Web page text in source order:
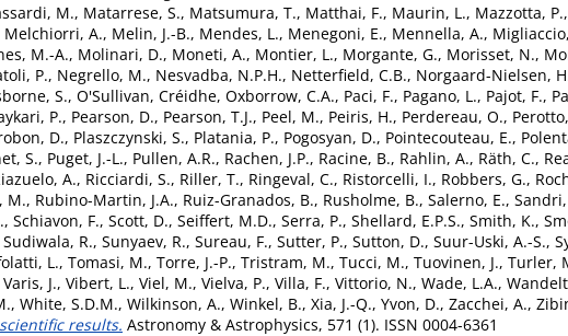
M., Matarrese, S., Matsumura, T., Matthai, F., Maurin, L., Mazzotta, P.,
Melchiorri, A., Melin, J.-B., Mendes, L., Menegoni, E., Mennella, A.,
M.-A., Molinari, D., Moneti, A., Montier, L., Morgante, G., Morisset, N.,
P., Negrello, M., Nesvadba, N.P.H., Netterfield, C.B., Norgaard-Nielsen,
S., O'Sullivan, Créidhe, Oxborrow, C.A., Paci, F., Pagano, L., Pajot, F.,
P., Pearson, D., Pearson, T.J., Peel, M., Peiris, H., Perdereau, O.,
D., Plaszczynski, S., Platania, P., Pogosyan, D., Pointecouteau, E.,
S., Puget, J.-L., Pullen, A.R., Rachen, J.P., Racine, B., Rahlin, A., Räth, C.,
A., Ricciardi, S., Riller, T., Ringeval, C., Ristorcelli, I., Robbers, G.,
M., Rubino-Martin, J.A., Ruiz-Granados, B., Rusholme, B., Salerno, E.,
, Schiavon, F., Scott, D., Seiffert, M.D., Serra, P., Shellard, E.P.S., Smith, K.,
Sudiwala, R., Sunyaev, R., Sureau, F., Sutter, P., Sutton, D., Suur-Uski, A.-S.,
L., Tomasi, M., Torre, J.-P., Tristram, M., Tucci, M., Tuovinen, J., Turler,
Varis, J., Vibert, L., Viel, M., Vielva, P., Villa, F., Vittorio, N., Wade, L.A.,
, White, S.D.M., Wilkinson, A., Winkel, B., Xia, J.-Q., Yvon, D., Zacchei, A.,
results. Astronomy & Astrophysics, 571 (1). ISSN 0004-6361